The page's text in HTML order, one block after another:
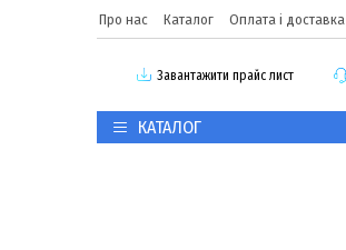
Про нас Каталог Оплата і доставка
3авантажити прайс лист
КАТАЛОГ